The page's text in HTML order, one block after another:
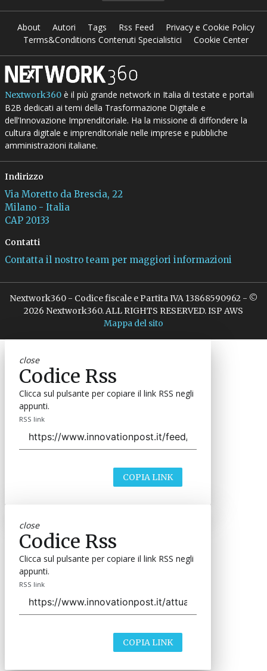
About Autori Tags Rss Feed
Privacy e Cookie Policy
Terms&Conditions Contenuti Specialistici
Cookie Center
Nextwork360è il più grande network in Italia di testate e portali
B2B dedicati ai temi della Trasformazione Digitale e
dell’Innovazione Imprenditoriale. Ha la missione di diffondere la
cultura digitale e imprenditoriale nelle imprese e pubbliche
amministrazioni italiane.
Indirizzo
Via Moretto da Brescia, 22
Milano - Italia
CAP 20133
Contatti
Contatta il nostro team per maggiori informazioni
Nextwork360 - Codice fiscale e Partita IVA 13868590962 - ©
2026 Nextwork360. ALL RIGHTS RESERVED. ISP AWS
Mappa del sito
close
Codice Rss
Clicca sul pulsante per copiare il link RSS negli
appunti.
RSS link
COPIA LINK
close
Codice Rss
Clicca sul pulsante per copiare il link RSS negli
appunti.
RSS link
COPIA LINK